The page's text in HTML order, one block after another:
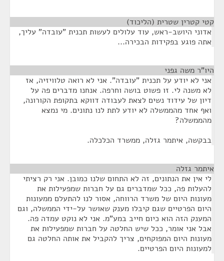
קטי קטרין שטרית (הליכוד)
אדוני היושב-ראש, עוד עלולים לעשות תכנית "עובדה" עליך,
אתה פוגע בפקידות הבכירה...
היו"ר משה גפני
אני לא יודע על תכנית "עובדה". אני לא רואה טלוויזיה, אז
לא משנה לי. זו פשוט בושה וחרפה. אנחנו מדברים פה על
דיון של עידוד נשים לצאת לעבודה דווקא בתקופת הקורונה,
ואף אחד מהממשלה לא יודע לתת לנו נתונים. מי נמצא
מהממשלה?
בבקשה, איתמר גזלה, ממשרד הכלכלה.
איתמר גזלה
לי אין את הנתונים, זה לא התחום שלנו כמובן. אני רק רציתי
להעלות פה, ככל שמדברים גם על חברות שמפעילות את
מעונות היום של משרד הרווחה, אסור לנו להתעלם ממעונות
היום הפרטיים שגם קיבלו מענק שאושר על-ידי הממשלה, וגם
המענק הזה הוא כיום חייב במע"מ. אני לא נוקט עמדה פה.
אבל אני אומר, ככל שיש החלטה על חברות שמפעילות את
מעונות היום המפוקחים, צריך להקביל את אותה החלטה גם
למעונות היום הפרטיים.